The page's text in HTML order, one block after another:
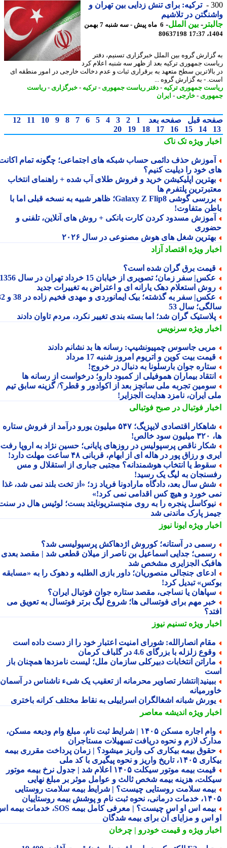
ترکیه: برای تنش زدایی بین تهران و
در تلاشیم
-بین الملل-
6 ماه پیش - سه شنبه 7 بهمن
80637198
گروه بین الملل خبرگزاری تسنیم، دفتر
جمهوری ترکیه بعد از ظهر سه شنبه اعلام کرد
سطح متعهد به برقراری ثبات و عدم دخالت خارجی در امور منطقه ای
- به گزارش گروه ...
جمهوری ترکیه-دفتر ریاست جمهوری- ترکیه-خبرگزاری - ریاست
- خارجی-ایران
قبل صفحه بعد 1
2
3
4
5
6
7
8
9
10
11
12
14
15
16
17
18
19
20
ویژهتک ناک
حذف دائمی حساب شبکه های اجتماعی؛ چگونه تمام اکانت
خود را دیلیت کنیم؟
اپلیکیشن خرید و فروش طلای آب شده + راهنمای انتخاب
پلتفرم ها
بررسی گوشی Galaxy Z Flip8؛ ظاهر شبیه به نسخه قبلی اما با
متفاوت!
مسدود کردن کارت بانکی + روش های آنلاین، تلفنی و
شغل های هوش مصنوعی در سال ۲۰۲۶
ویژهاقتصاد آزاد
برق گران شده است؟
سفر زمان؛ تصویری از خیابان 15 خرداد تهران در سال 1356
استعلام دهک یارانه ای و اعتراض به تغییرات جدید
عکس| سفر به گذشته؛ بیک ایمانوردی و مهدی فخیم زاده در 38 و 32
سال 53
گران شد؛ اما بسته بندی تغییر نکرد، مردم تاوان دادند
ویژهسرنویس
جاسوس چمپیونشیپ: رسانه ها بد نشانم دادند
بیت کوین و اتریوم امروز شنبه 17 مرداد
جوان بارسلونا به دنبال در خروج!
بیماران هموفیلی از کمبود دارو؛ درخواست از رسانه ها
تجربه ملی سانچز بعد از اکوادور و قطر؟/ گزینه سابق تیم
ایران، نامزد هدایت الجزایر!
فوتبال در صبح فوتبالی
شاهکار اقتصادی لایپزیگ؛ ۵۴۷ میلیون یورو درآمد از فروش ستاره
ناقص پرسپولیس در روزهای پایانی؛ حسین نژاد به اروپا رفت،
و رزاق پور در هاله ای از ابهام، قربانی ۴۸ ساعت مهلت دارد!
یا انتخاب هوشمندانه؟ مجتبی جباری از استقلال و مس
به لیگ یک رسید!
سال بعد، دادگاه مارادونا فریاد زد؛ «از تخت بلند نمی شد، غذا
خورد و هیچ کس اقدامی نمی کرد!»
پنجره را به روی منچستریونایتد بست؛ لوئیس هال در سنت
پارک ماندنی شد
ویژهایونا نیوز
در آستانه؛ کوروش اژدهاکش پرسپولیسی شد؟
جدایی اسماعیل بن ناصر از میلان قطعی شد | مقصد بعدی
الجزایری مشخص شد
جنجالی منصوریان؛ داور بازی الطلبه و دهوک را به «مسابقه
تبدیل کرد!
یا نساجی، مقصد ستاره جوان فوتبال ایران؟
مهم برای فوتسالی ها؛ شروع لیگ برتر فوتسال به تعویق می
ویژهتسنیم نیوز
انصارالله: شورای امنیت اعتبار خود را از دست داده است
زلزله با بزرگای 4.6 در گلباف کرمان
انتخابات دبیرکلی سازمان ملل؛ لیست نامزدها همچنان باز
تصاویر محرمانه از تعقیب یک شیء ناشناس در آسمان
شبانه اشغالگران اسراییلی به نقاط مختلف کرانه باختری
ویژهاندیشه معاصر
وام اجاره مسکن ۱۴۰۵ | شرایط ثبت نام، مبلغ وام ودیعه مسکن،
لازم و نحوه دریافت تسهیلات مستاجران
بیمه بیکاری کی واریز میشود؟ | زمان پرداخت مقرری بیمه
واریز و نحوه پیگیری با کد ملی
قیمت بیمه موتور سیکلت ۱۴۰۵ اعلام شد | جدول نرخ بیمه موتور
هزینه بیمه شخص ثالث و عوامل موثر بر مبلغ نهایی
سلامت روستایی چیست؟ | شرایط بیمه سلامت روستایی
نام و پوشش بیمه روستاییان
بیمه اس او اس چیست؟ | معرفی کامل بیمه SOS، خدمات بیمه اس
اس و مزایای آن برای بیمه شدگان
ویژهو قیمت خودرو | چرخان